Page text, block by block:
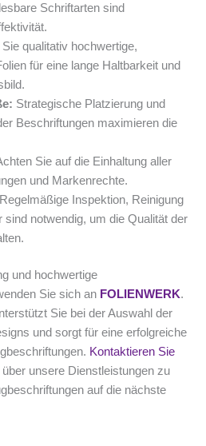
Schriftarten sind
qualitativ hochwertige,
für eine lange Haltbarkeit und
Strategische Platzierung und
Beschriftungen maximieren die
Sie auf die Einhaltung aller
und Markenrechte.
Regelmäßige Inspektion, Reinigung
sind notwendig, um die Qualität der
und hochwertige
Sie sich an FOLIENWERK.
Sie bei der Auswahl der
und sorgt für eine erfolgreiche
Kontaktieren Sie
unsere Dienstleistungen zu
auf die nächste